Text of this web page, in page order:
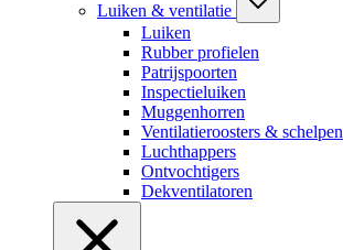
Luiken & ventilatie
Luiken
Rubber profielen
Patrijspoorten
Inspectieluiken
Muggenhorren
Ventilatieroosters & schelpen
Luchthappers
Ontvochtigers
Dekventilatoren